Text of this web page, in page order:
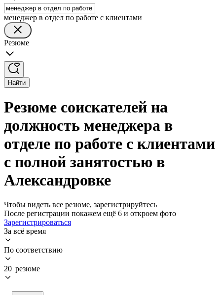
менеджер в отдел по работе с клиентами
Резюме
Найти
Резюме соискателей на
должность менеджера в
отделе по работе с клиентами
с полной занятостью в
Александровке
Чтобы видеть все резюме, зарегистрируйтесь
После регистрации покажем ещё 6 и откроем фото
Зарегистрироваться
За всё время
По соответствию
20 резюме